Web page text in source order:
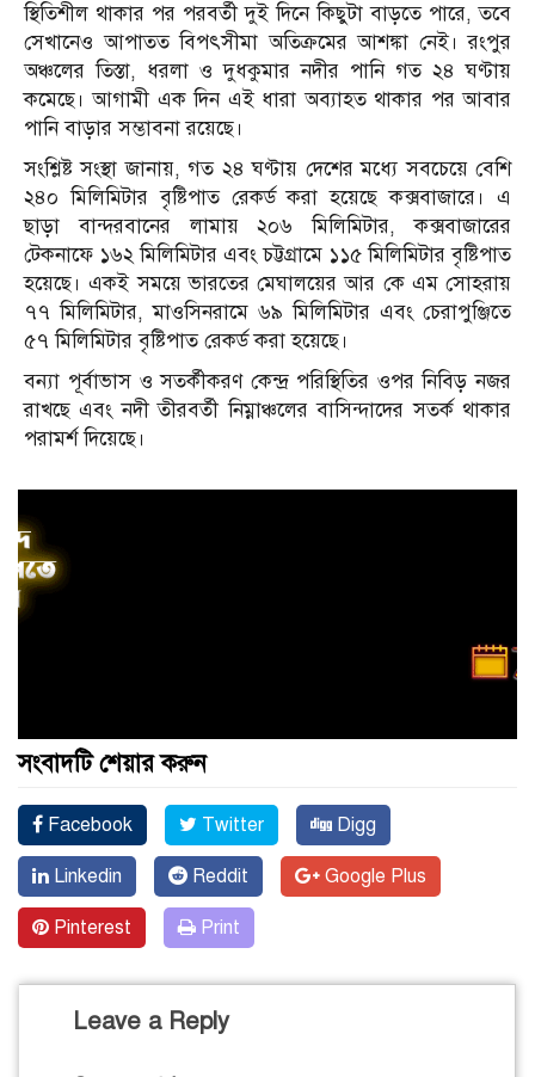
স্থিতিশীল থাকার পর পরবর্তী দুই দিনে কিছুটা বাড়তে পারে, তবে
সেখানেও আপাতত বিপৎসীমা অতিক্রমের আশঙ্কা নেই। রংপুর
অঞ্চলের তিস্তা, ধরলা ও দুধকুমার নদীর পানি গত ২৪ ঘণ্টায়
কমেছে। আগামী এক দিন এই ধারা অব্যাহত থাকার পর আবার
পানি বাড়ার সম্ভাবনা রয়েছে।
সংশ্লিষ্ট সংস্থা জানায়, গত ২৪ ঘণ্টায় দেশের মধ্যে সবচেয়ে বেশি
২৪০ মিলিমিটার বৃষ্টিপাত রেকর্ড করা হয়েছে কক্সবাজারে। এ
ছাড়া বান্দরবানের লামায় ২০৬ মিলিমিটার, কক্সবাজারের
টেকনাফে ১৬২ মিলিমিটার এবং চট্টগ্রামে ১১৫ মিলিমিটার বৃষ্টিপাত
হয়েছে। একই সময়ে ভারতের মেঘালয়ের আর কে এম সোহরায়
৭৭ মিলিমিটার, মাওসিনরামে ৬৯ মিলিমিটার এবং চেরাপুঞ্জিতে
৫৭ মিলিমিটার বৃষ্টিপাত রেকর্ড করা হয়েছে।
বন্যা পূর্বাভাস ও সতর্কীকরণ কেন্দ্র পরিস্থিতির ওপর নিবিড় নজর
রাখছে এবং নদী তীরবর্তী নিম্নাঞ্চলের বাসিন্দাদের সতর্ক থাকার
পরামর্শ দিয়েছে।
সংবাদটি শেয়ার করুন
Facebook Twitter Digg
Linkedin Reddit Google Plus
Pinterest Print
Leave a Reply